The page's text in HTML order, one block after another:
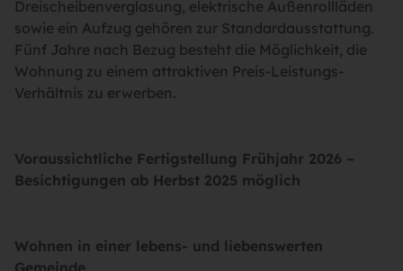
Dreischeibenverglasung, elektrische Außenrollläden
sowie ein Aufzug gehören zur Standardausstattung.
Fünf Jahre nach Bezug besteht die Möglichkeit, die
Wohnung zu einem attraktiven Preis-Leistungs-
Verhältnis zu erwerben.
Voraussichtliche Fertigstellung Frühjahr 2026 –
Besichtigungen ab Herbst 2025 möglich
Wohnen in einer lebens- und liebenswerten
Gemeinde